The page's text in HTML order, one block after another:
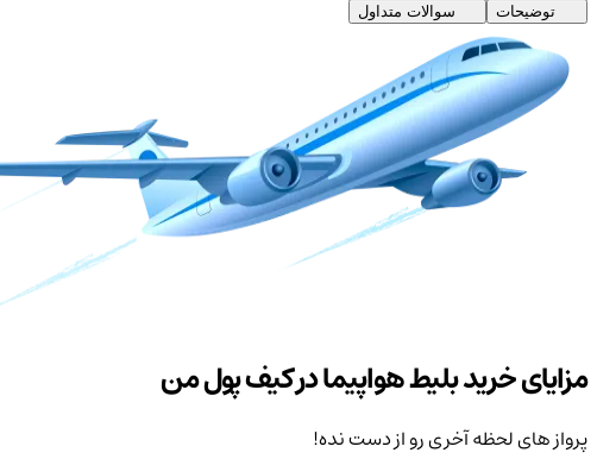
توضیحات سوالات متداول
مزایای خرید بلیط هواپیما در کیف پول من
پرواز های لحظه آخری رو از دست نده!